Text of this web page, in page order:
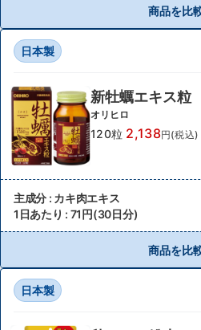
商品を比
日本製
新牡蠣エキス粒
オリヒロ
120粒 2,138円(税込)
主成分 : カキ肉エキス
1日あたり : 71円(30日分)
商品を比
日本製